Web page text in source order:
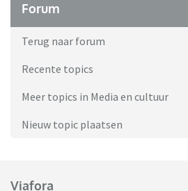
Forum
Terug naar forum
Recente topics
Meer topics in Media en cultuur
Nieuw topic plaatsen
Viafora